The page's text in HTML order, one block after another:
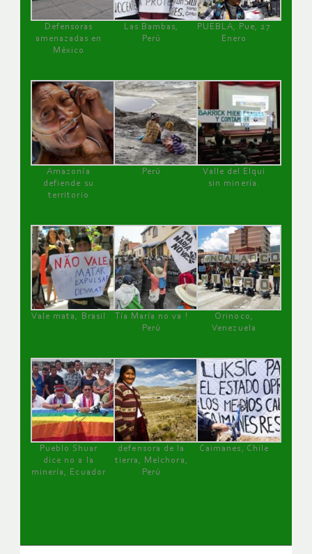
Defensoras
amenazadas en
México
Las Bambas,
Perú
PUEBLA, Pue, 27
Enero
Amazonía
defiende su
territorio
Perú
Valle del Elqui
sin minería.
Vale mata, Brasil
Tía María no va !
Perú
Orinoco,
Venezuela
Pueblo Shuar
dice no a la
minería, Ecuador
defensora de la
tierra, Melchora,
Perú
Caimanes, Chile